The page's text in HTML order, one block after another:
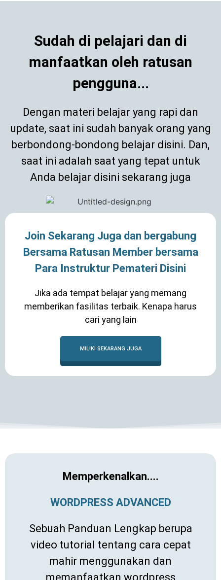
Sudah di pelajari dan di
manfaatkan oleh ratusan
pengguna...
Dengan materi belajar yang rapi dan
update, saat ini sudah banyak orang yang
berbondong-bondong belajar disini. Dan,
saat ini adalah saat yang tepat untuk
Anda belajar disini sekarang juga
Join Sekarang Juga dan bergabung
Bersama Ratusan Member bersama
Para Instruktur Pemateri Disini
Jika ada tempat belajar yang memang
memberikan fasilitas terbaik. Kenapa harus
cari yang lain
MILIKI SEKARANG JUGA
Memperkenalkan....
WORDPRESS ADVANCED
Sebuah Panduan Lengkap berupa
video tutorial tentang cara cepat
mahir menggunakan dan
memanfaatkan wordpress